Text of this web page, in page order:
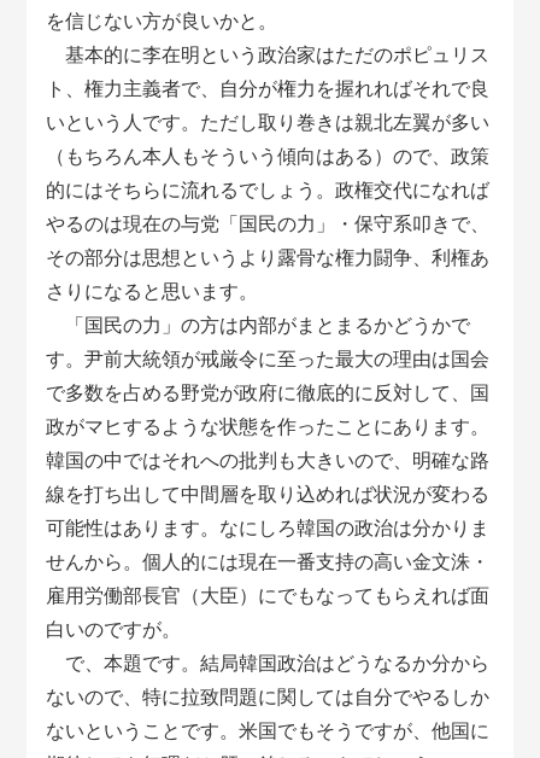
を信じない方が良いかと。
基本的に李在明という政治家はただのポピュリス
ト、権力主義者で、自分が権力を握れればそれで良
いという人です。ただし取り巻きは親北左翼が多い
（もちろん本人もそういう傾向はある）ので、政策
的にはそちらに流れるでしょう。政権交代になれば
やるのは現在の与党「国民の力」・保守系叩きで、
その部分は思想というより露骨な権力闘争、利権あ
さりになると思います。
「国民の力」の方は内部がまとまるかどうかで
す。尹前大統領が戒厳令に至った最大の理由は国会
で多数を占める野党が政府に徹底的に反対して、国
政がマヒするような状態を作ったことにあります。
韓国の中ではそれへの批判も大きいので、明確な路
線を打ち出して中間層を取り込めれば状況が変わる
可能性はあります。なにしろ韓国の政治は分かりま
せんから。個人的には現在一番支持の高い金文洙・
雇用労働部長官（大臣）にでもなってもらえれば面
白いのですが。
で、本題です。結局韓国政治はどうなるか分から
ないので、特に拉致問題に関しては自分でやるしか
ないということです。米国でもそうですが、他国に